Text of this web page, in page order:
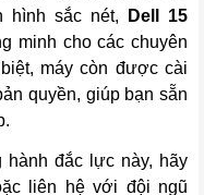
hình sắc nét,
Dell 15
minh cho các chuyên
máy còn được cài
quyền, giúp bạn sẵn
đắc lực này, hãy
liên hệ với đội ngũ